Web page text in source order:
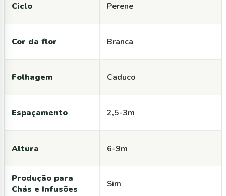
Ciclo Perene
Cor da flor Branca
Folhagem Caduco
Espaçamento 2,5-3m
Altura 6-9m
Produção para
Chás e Infusões
Sim